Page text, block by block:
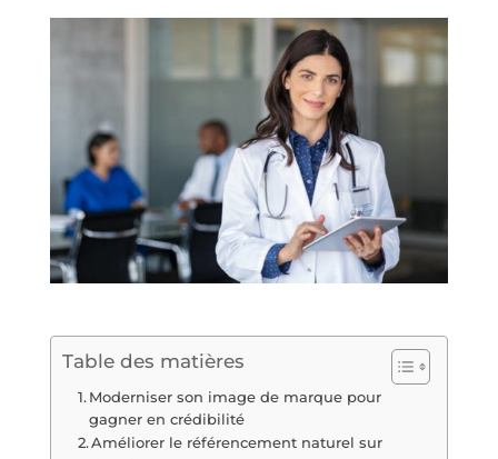
Table des matières
Moderniser son image de marque pour
gagner en crédibilité
Améliorer le référencement naturel sur